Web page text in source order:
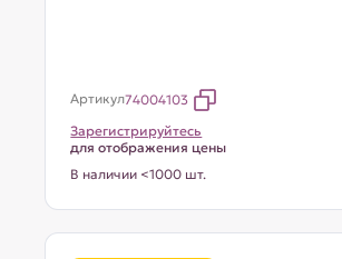
Артикул74004103
Зарегистрируйтесь
для отображения цены
В наличии <1000 шт.